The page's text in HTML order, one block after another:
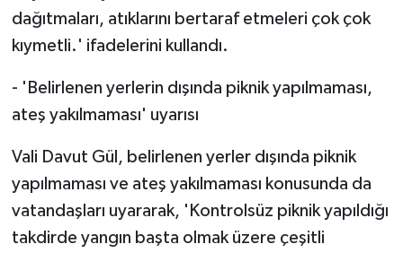
dağıtmaları, atıklarını bertaraf etmeleri çok çok
kıymetli.' ifadelerini kullandı.
- 'Belirlenen yerlerin dışında piknik yapılmaması,
ateş yakılmaması' uyarısı
Vali Davut Gül, belirlenen yerler dışında piknik
yapılmaması ve ateş yakılmaması konusunda da
vatandaşları uyararak, 'Kontrolsüz piknik yapıldığı
takdirde yangın başta olmak üzere çeşitli